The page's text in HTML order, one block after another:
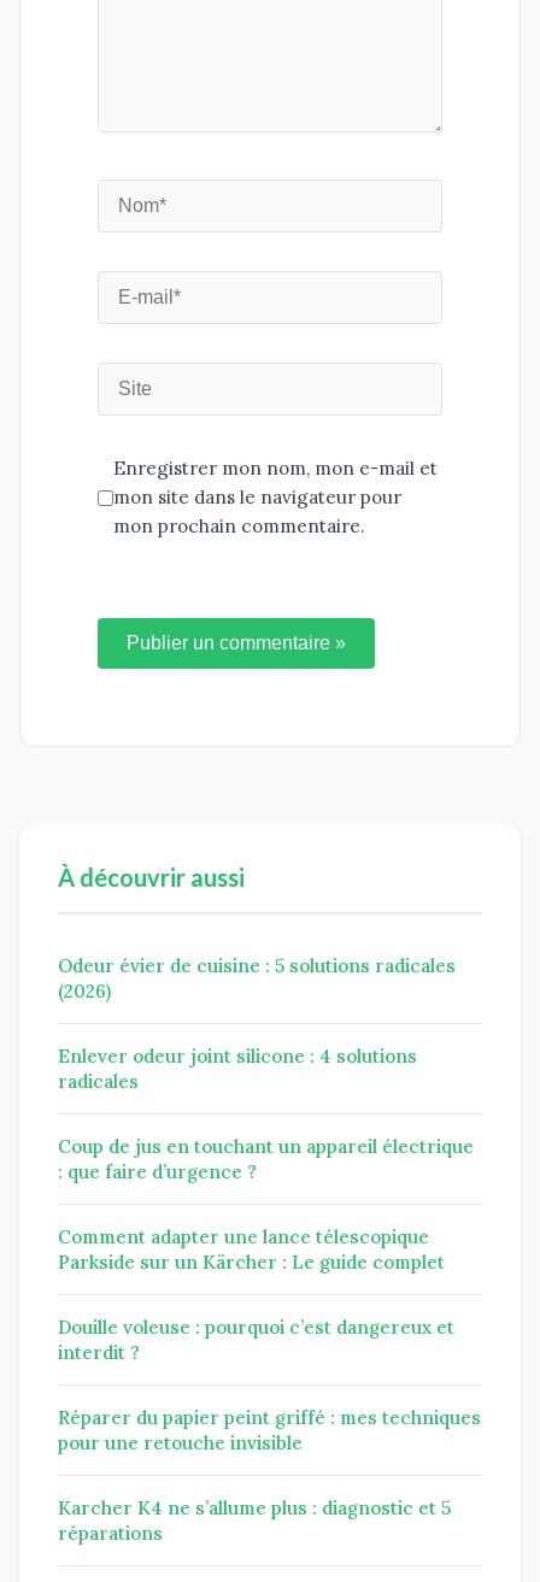
Enregistrer mon nom, mon e-mail et
mon site dans le navigateur pour
mon prochain commentaire.
Publier un commentaire »
À découvrir aussi
Odeur évier de cuisine : 5 solutions radicales
(2026)
Enlever odeur joint silicone : 4 solutions
radicales
Coup de jus en touchant un appareil électrique
: que faire d’urgence ?
Comment adapter une lance télescopique
Parkside sur un Kärcher : Le guide complet
Douille voleuse : pourquoi c’est dangereux et
interdit ?
Réparer du papier peint griffé : mes techniques
pour une retouche invisible
Karcher K4 ne s’allume plus : diagnostic et 5
réparations